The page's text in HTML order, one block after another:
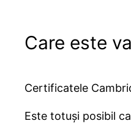
Care este
Certificatele
Este totuși posibil